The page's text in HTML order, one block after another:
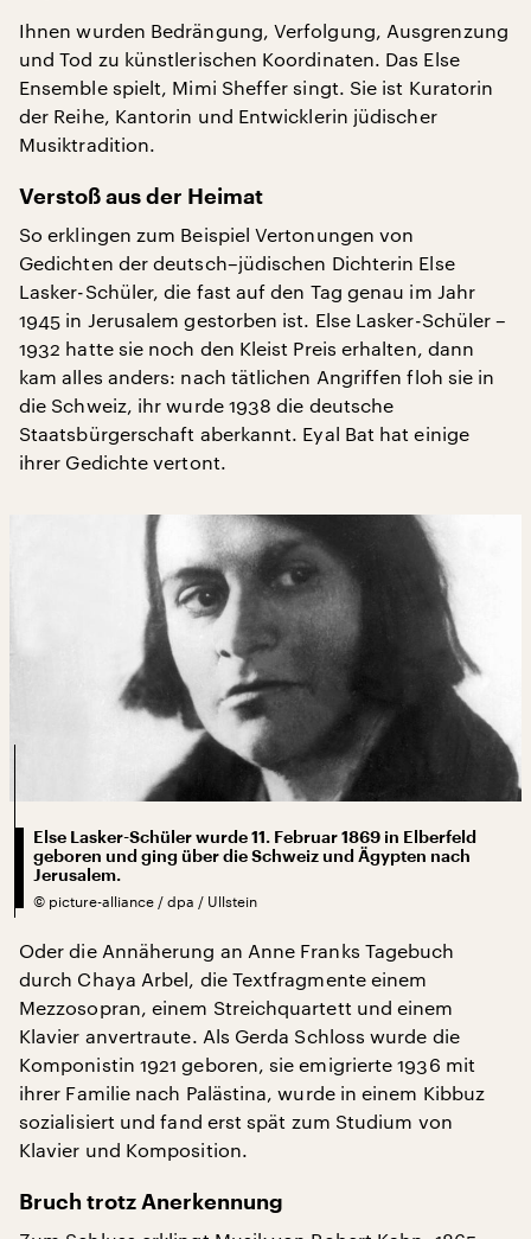
Ihnen wurden Bedrängung, Verfolgung, Ausgrenzung
und Tod zu künstlerischen Koordinaten. Das Else
Ensemble spielt, Mimi Sheffer singt. Sie ist Kuratorin
der Reihe, Kantorin und Entwicklerin jüdischer
Musiktradition.
Verstoß aus der Heimat
So erklingen zum Beispiel Vertonungen von
Gedichten der deutsch–jüdischen Dichterin Else
Lasker-Schüler, die fast auf den Tag genau im Jahr
1945 in Jerusalem gestorben ist. Else Lasker-Schüler –
1932 hatte sie noch den Kleist Preis erhalten, dann
kam alles anders: nach tätlichen Angriffen floh sie in
die Schweiz, ihr wurde 1938 die deutsche
Staatsbürgerschaft aberkannt. Eyal Bat hat einige
ihrer Gedichte vertont.
Else Lasker-Schüler wurde 11. Februar 1869 in Elberfeld
geboren und ging über die Schweiz und Ägypten nach
Jerusalem.
© picture-alliance / dpa / Ullstein
Oder die Annäherung an Anne Franks Tagebuch
durch Chaya Arbel, die Textfragmente einem
Mezzosopran, einem Streichquartett und einem
Klavier anvertraute. Als Gerda Schloss wurde die
Komponistin 1921 geboren, sie emigrierte 1936 mit
ihrer Familie nach Palästina, wurde in einem Kibbuz
sozialisiert und fand erst spät zum Studium von
Klavier und Komposition.
Bruch trotz Anerkennung